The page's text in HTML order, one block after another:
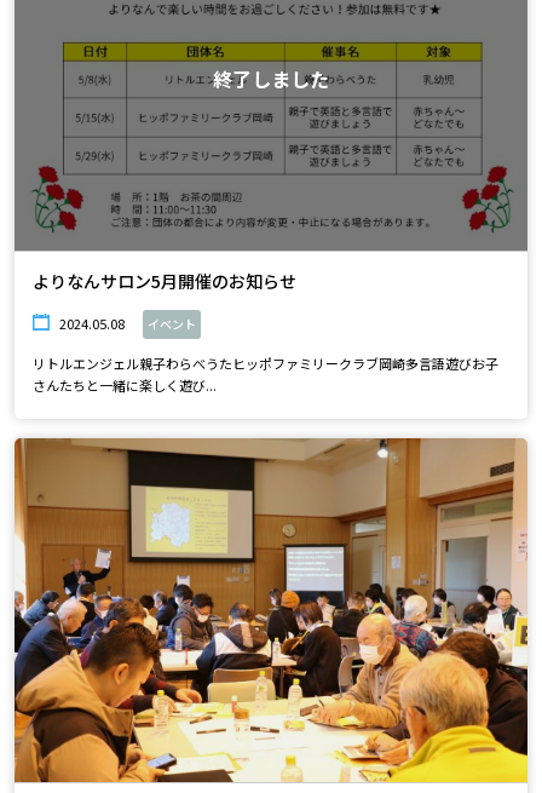
終了しました
よりなんサロン5月開催のお知らせ
2024.05.08 イベント
リトルエンジェル親子わらべうたヒッポファミリークラブ岡崎多言語遊びお子
さんたちと一緒に楽しく遊び...